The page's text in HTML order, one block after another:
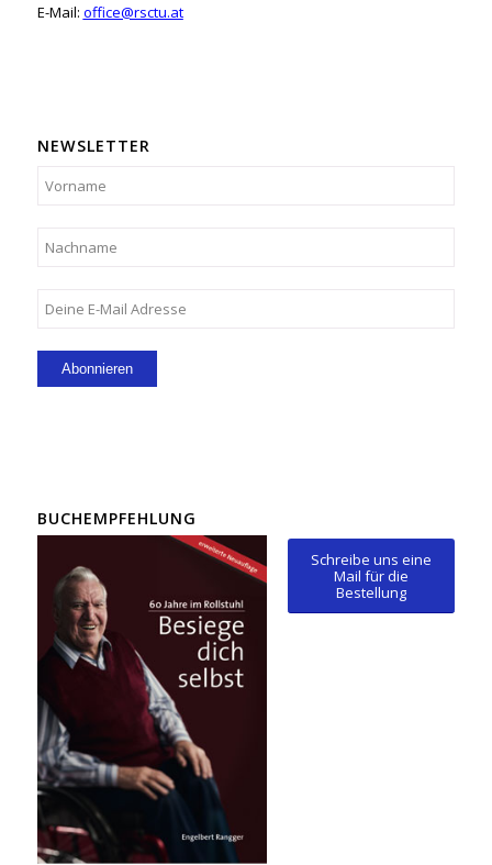
E-Mail: office@rsctu.at
NEWSLETTER
BUCHEMPFEHLUNG
Schreibe uns eine
Mail für die
Bestellung